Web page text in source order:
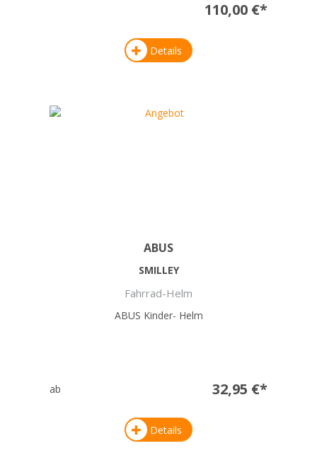
110,00 €*
Details
ABUS
SMILLEY
Fahrrad-Helm
ABUS Kinder- Helm
ab 32,95 €*
Details